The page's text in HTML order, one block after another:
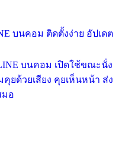
บนคอม ติดตั้งง่าย อัปเดต
บนคอม เปิดใช้ขณะนั่ง
ยด้วยเสียง คุยเห็นหน้า ส่ง
มอ